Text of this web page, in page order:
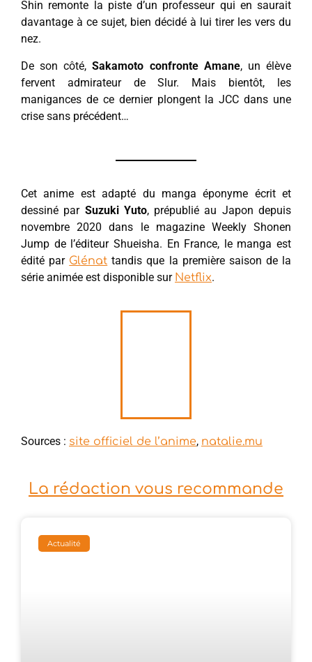
Shin remonte la piste d’un professeur qui en saurait
davantage à ce sujet, bien décidé à lui tirer les vers du
nez.
De son côté,Sakamoto confronte Amane, un élève
fervent admirateur de Slur. Mais bientôt, les
manigances de ce dernier plongent la JCC dans une
crise sans précédent…
Cet anime est adapté du manga éponyme écrit et
dessiné par Suzuki Yuto, prépublié au Japon depuis
novembre 2020 dans le magazine Weekly Shonen
Jump de l’éditeur Shueisha. En France, le manga est
édité par Glénat tandis que la première saison de la
série animée est disponible sur Netflix.
Sources : site officiel de l’anime, natalie.mu
La rédaction vous recommande
Actualité